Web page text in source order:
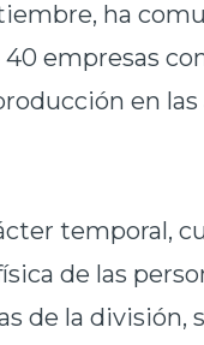
ha
40 empresas
en
temporal,
de las
de la división,